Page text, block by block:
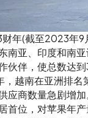
年(截至2023年9
南亚、印度和南
伙伴，使总数达
越南在亚洲排名
应商数量急剧增
首位，对苹果年